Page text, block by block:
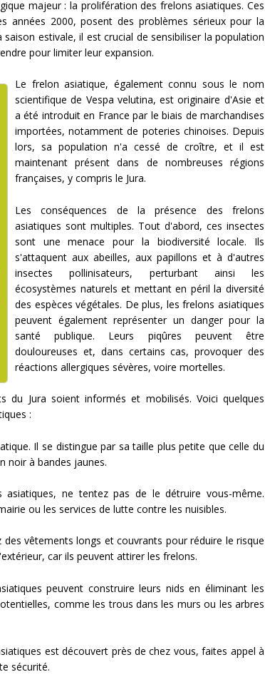
majeur : la prolifération des frelons asiatiques. Ces
années 2000, posent des problèmes sérieux pour la
estivale, il est crucial de sensibiliser la population
pour limiter leur expansion.
Le frelon asiatique, également connu sous le nom
scientifique de Vespa velutina, est originaire d'Asie et
a été introduit en France par le biais de marchandises
importées, notamment de poteries chinoises. Depuis
lors, sa population n'a cessé de croître, et il est
maintenant présent dans de nombreuses régions
françaises, y compris le Jura.
Les conséquences de la présence des frelons
asiatiques sont multiples. Tout d'abord, ces insectes
sont une menace pour la biodiversité locale. Ils
s'attaquent aux abeilles, aux papillons et à d'autres
insectes pollinisateurs, perturbant ainsi les
écosystèmes naturels et mettant en péril la diversité
des espèces végétales. De plus, les frelons asiatiques
peuvent également représenter un danger pour la
santé publique. Leurs piqûres peuvent être
douloureuses et, dans certains cas, provoquer des
réactions allergiques sévères, voire mortelles.
Jura soient informés et mobilisés. Voici quelques
:
Il se distingue par sa taille plus petite que celle du
noir à bandes jaunes.
ne tentez pas de le détruire vous-même.
ou les services de lutte contre les nuisibles.
vêtements longs et couvrants pour réduire le risque
car ils peuvent attirer les frelons.
peuvent construire leurs nids en éliminant les
comme les trous dans les murs ou les arbres
est découvert près de chez vous, faites appel à
sécurité.